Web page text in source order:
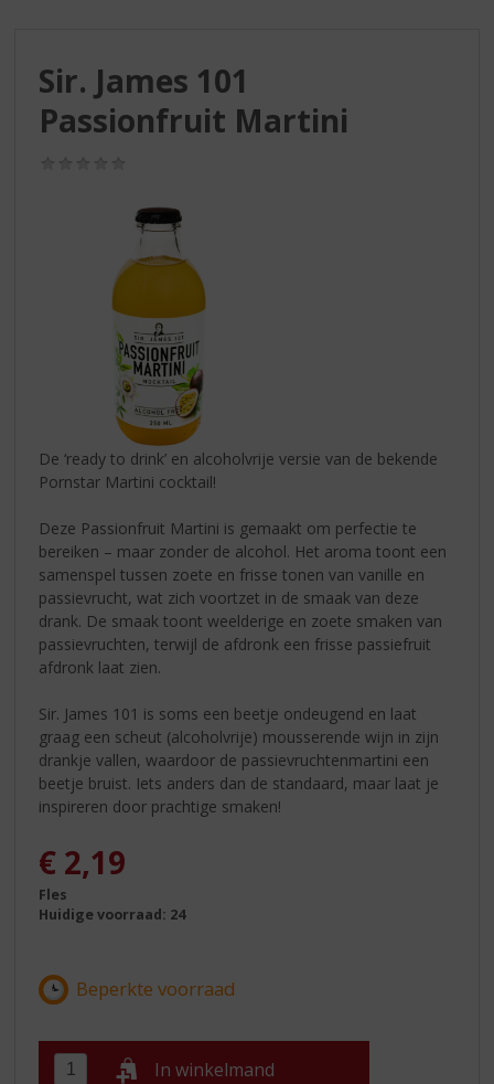
Sir. James 101
Passionfruit Martini
De ‘ready to drink’ en alcoholvrije versie van de bekende
Pornstar Martini cocktail!
Deze Passionfruit Martini is gemaakt om perfectie te
bereiken – maar zonder de alcohol. Het aroma toont een
samenspel tussen zoete en frisse tonen van vanille en
passievrucht, wat zich voortzet in de smaak van deze
drank. De smaak toont weelderige en zoete smaken van
passievruchten, terwijl de afdronk een frisse passiefruit
afdronk laat zien.
Sir. James 101 is soms een beetje ondeugend en laat
graag een scheut (alcoholvrije) mousserende wijn in zijn
drankje vallen, waardoor de passievruchtenmartini een
beetje bruist. Iets anders dan de standaard, maar laat je
inspireren door prachtige smaken!
€ 2,19
Fles
Huidige voorraad: 24
In winkelmand